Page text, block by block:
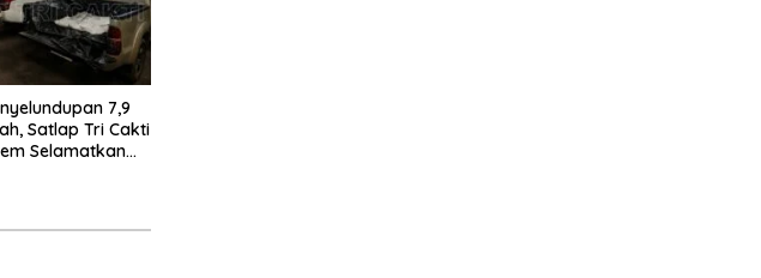
7,9
Satlap Tri Cakti
Selamatkan